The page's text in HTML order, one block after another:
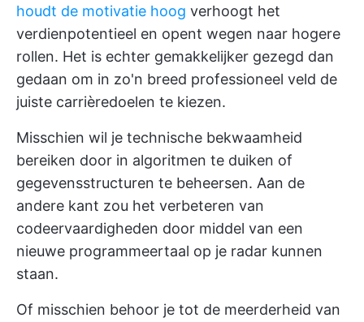
houdt de motivatie hoog verhoogt het
verdienpotentieel en opent wegen naar hogere
rollen. Het is echter gemakkelijker gezegd dan
gedaan om in zo'n breed professioneel veld de
juiste carrièredoelen te kiezen.
Misschien wil je technische bekwaamheid
bereiken door in algoritmen te duiken of
gegevensstructuren te beheersen. Aan de
andere kant zou het verbeteren van
codeervaardigheden door middel van een
nieuwe programmeertaal op je radar kunnen
staan.
Of misschien behoor je tot de meerderheid van